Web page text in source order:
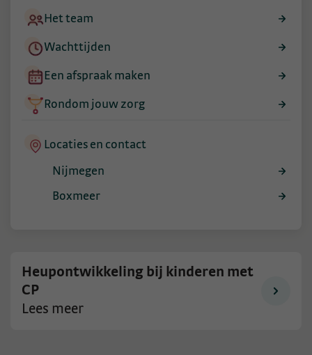
Het team
Wachttijden
Een afspraak maken
Rondom jouw zorg
Locaties en contact
Nijmegen
Boxmeer
Heupontwikkeling bij kinderen met
CP
Lees meer